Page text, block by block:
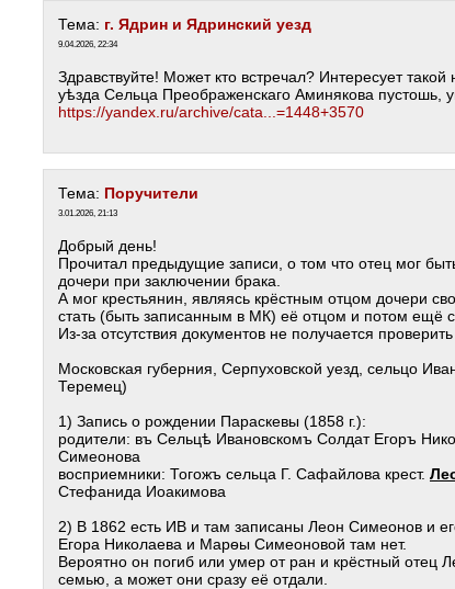
Тема: г. Ядрин и Ядринский уезд
9.04.2026, 22:34
Здравствуйте! Может кто встречал? Интересует
уѣзда Сельца Преображенскаго Аминякова пустошь,
https://yandex.ru/archive/cata...=1448+3570
Тема: Поручители
3.01.2026, 21:13
Добрый день!
Прочитал предыдущие записи, о том что отец мог
дочери при заключении брака.
А мог крестьянин, являясь крёстным отцом дочери
стать (быть записанным в МК) её отцом и потом ещё
Из-за отсутствия документов не получается
Московская губерния, Серпуховской уезд, сельцо
Теремец)
1) Запись о рождении Параскевы (1858 г.):
родители: въ Сельцѣ Ивановскомъ Солдат Егоръ
Симеонова
восприемники: Тогожъ сельца Г. Сафайлова крест.
Стефанида Иоакимова
2) В 1862 есть ИВ и там записаны Леон Симеонов и
Егора Николаева и Марѳы Симеоновой там нет.
Вероятно он погиб или умер от ран и крёстный отец
семью, а может они сразу её отдали.